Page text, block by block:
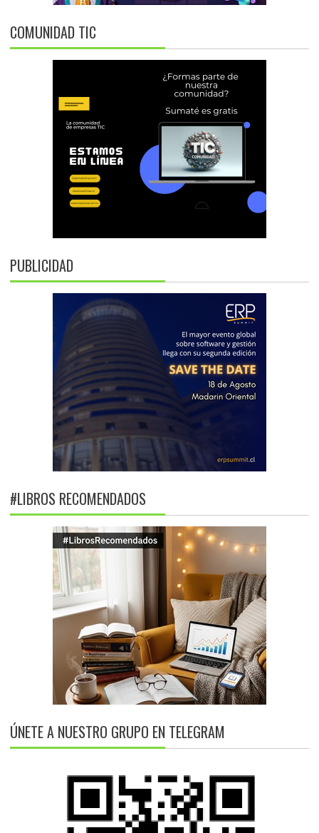
COMUNIDAD TIC
PUBLICIDAD
#LIBROS RECOMENDADOS
ÚNETE A NUESTRO GRUPO EN TELEGRAM